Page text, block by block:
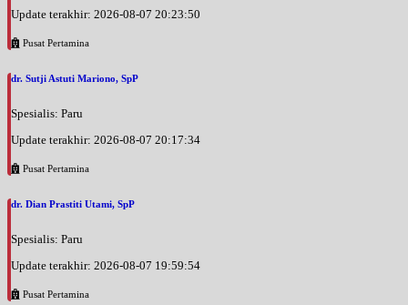
Update terakhir: 2026-08-07 20:23:50
Pusat Pertamina
dr. Sutji Astuti Mariono, SpP
Spesialis: Paru
Update terakhir: 2026-08-07 20:17:34
Pusat Pertamina
dr. Dian Prastiti Utami, SpP
Spesialis: Paru
Update terakhir: 2026-08-07 19:59:54
Pusat Pertamina